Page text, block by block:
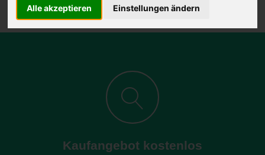
Alle akzeptieren Einstellungen ändern
Wir garantieren 100% Sicherheit.
Kaufangebot kostenlos